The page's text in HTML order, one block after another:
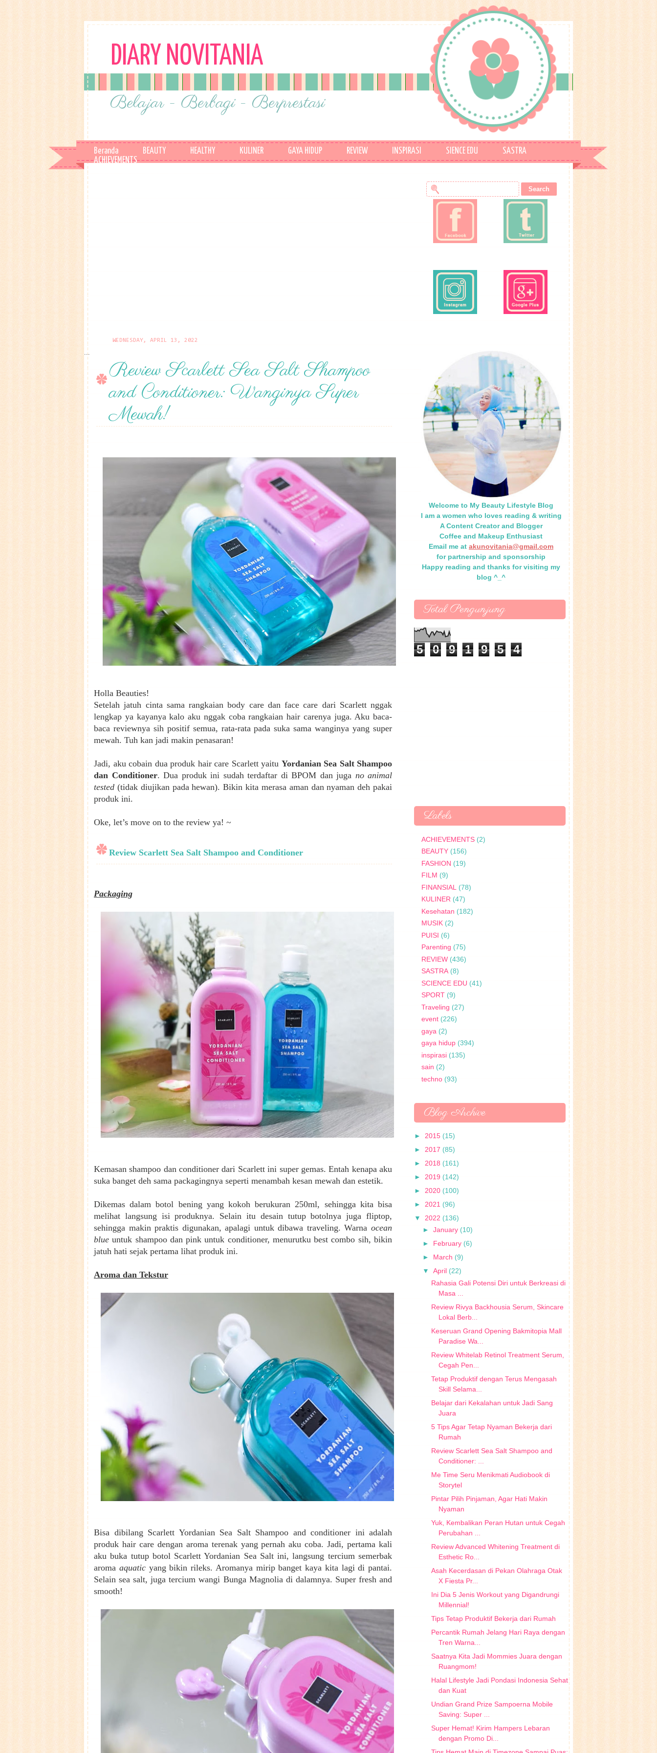
DIARY NOVITANIA
Belajar - Berbagi - Berprestasi
Beranda BEAUTY HEALTHY KULINER GAYA HIDUP REVIEW INSPIRASI SIENCE EDU
SASTRA
ACHIEVEMENTS
WEDNESDAY, APRIL 13, 2022
...
Review Scarlett Sea Salt Shampoo
and Conditioner: Wanginya Super
Mewah!
Holla Beauties!
Setelah jatuh cinta sama rangkaian body care dan face care dari Scarlett nggak
lengkap ya kayanya kalo aku nggak coba rangkaian hair carenya juga. Aku baca-
baca reviewnya sih positif semua, rata-rata pada suka sama wanginya yang super
mewah. Tuh kan jadi makin penasaran!
Jadi, aku cobain dua produk hair care Scarlett yaitu Yordanian Sea Salt Shampoo
dan Conditioner. Dua produk ini sudah terdaftar di BPOM dan juga no animal
tested (tidak diujikan pada hewan). Bikin kita merasa aman dan nyaman deh pakai
produk ini.
Oke, let’s move on to the review ya! ~
Review Scarlett Sea Salt Shampoo and Conditioner
Packaging
Kemasan shampoo dan conditioner dari Scarlett ini super gemas. Entah kenapa aku
suka banget deh sama packagingnya seperti menambah kesan mewah dan estetik.
Dikemas dalam botol bening yang kokoh berukuran 250ml, sehingga kita bisa
melihat langsung isi produknya. Selain itu desain tutup botolnya juga fliptop,
sehingga makin praktis digunakan, apalagi untuk dibawa traveling. Warna ocean
blue untuk shampoo dan pink untuk conditioner, menurutku best combo sih, bikin
jatuh hati sejak pertama lihat produk ini.
Aroma dan Tekstur
Bisa dibilang Scarlett Yordanian Sea Salt Shampoo and conditioner ini adalah
produk hair care dengan aroma terenak yang pernah aku coba. Jadi, pertama kali
aku buka tutup botol Scarlett Yordanian Sea Salt ini, langsung tercium semerbak
aroma aquaticyang bikin rileks. Aromanya mirip banget kaya kita lagi di pantai.
Selain sea salt, juga tercium wangi Bunga Magnolia di dalamnya. Super fresh and
smooth!
Welcome to My Beauty Lifestyle Blog
I am a women who loves reading & writing
A Content Creator and Blogger
Coffee and Makeup Enthusiast
Email me at akunovitania@gmail.com
for partnership and sponsorship
Happy reading and thanks for visiting my
blog ^_^
Total Pengunjung
5 0 9 1 9 5 4
Labels
ACHIEVEMENTS (2)
BEAUTY (156)
FASHION (19)
FILM (9)
FINANSIAL
(78)
KULINER (47)
Kesehatan (182)
MUSIK (2)
PUISI (6)
Parenting (75)
REVIEW (436)
SASTRA (8)
SCIENCE EDU (41)
SPORT (9)
Traveling (27)
event (226)
gaya (2)
gaya hidup (394)
inspirasi (135)
sain (2)
techno (93)
Blog Archive
► 2015 (15)
► 2017 (85)
► 2018 (161)
► 2019 (142)
► 2020 (100)
► 2021 (96)
▼ 2022 (136)
► January (10)
► February (6)
► March (9)
▼ April (22)
Rahasia Gali Potensi Diri untuk Berkreasi di
Masa ...
Review Rivya Backhousia Serum, Skincare
Lokal Berb...
Keseruan Grand Opening Bakmitopia Mall
Paradise Wa...
Review Whitelab Retinol Treatment Serum,
Cegah Pen...
Tetap Produktif dengan Terus Mengasah
Skill Selama...
Belajar dari Kekalahan untuk Jadi Sang
Juara
5 Tips Agar Tetap Nyaman Bekerja dari
Rumah
Review Scarlett Sea Salt Shampoo and
Conditioner: ...
Me Time Seru Menikmati Audiobook di
Storytel
Pintar Pilih Pinjaman, Agar Hati Makin
Nyaman
Yuk, Kembalikan Peran Hutan untuk Cegah
Perubahan ...
Review Advanced Whitening Treatment di
Esthetic Ro...
Asah Kecerdasan di Pekan Olahraga Otak
X Fiesta Pr...
Ini Dia 5 Jenis Workout yang Digandrungi
Millennial!
Tips Tetap Produktif Bekerja dari Rumah
Percantik Rumah Jelang Hari Raya dengan
Tren Warna...
Saatnya Kita Jadi Mommies Juara dengan
Ruangmom!
Halal Lifestyle Jadi Pondasi Indonesia Sehat
dan Kuat
Undian Grand Prize Sampoerna Mobile
Saving: Super ...
Super Hemat! Kirim Hampers Lebaran
dengan Promo Di...